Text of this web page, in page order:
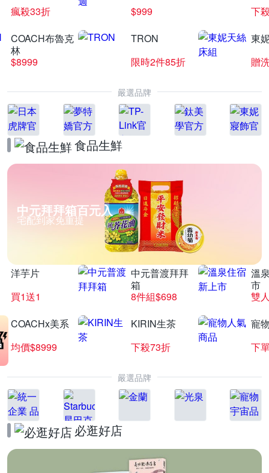
瘋殺33折
$999
下
COACH布魯克
林
$8999
TRON
限時2件85折
東
贈
嚴選品牌
食品生鮮
中元拜拜箱百元入
宅配到家免重提
洋芋片
買1送1
中元普渡拜拜
箱
8件組$698
溫
市
COACHx美系
均價$8999
KIRIN生茶
下殺73折
寵
下
嚴選品牌
必逛好店